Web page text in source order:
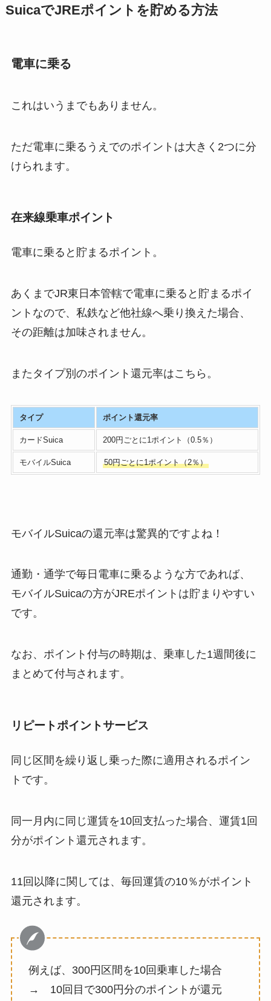
SuicaでJREポイントを貯める方法
電車に乗る
これはいうまでもありません。
ただ電車に乗るうえでのポイントは大きく2つに分
けられます。
在来線乗車ポイント
電車に乗ると貯まるポイント。
あくまでJR東日本管轄で電車に乗ると貯まるポイ
ントなので、私鉄など他社線へ乗り換えた場合、
その距離は加味されません。
またタイプ別のポイント還元率はこちら。
タイプ ポイント還元率
カードSuica 200円ごとに1ポイント（0.5％）
モバイルSuica 50円ごとに1ポイント（2％）
モバイルSuicaの還元率は驚異的ですよね！
通勤・通学で毎日電車に乗るような方であれば、
モバイルSuicaの方がJREポイントは貯まりやすい
です。
なお、ポイント付与の時期は、乗車した1週間後に
まとめて付与されます。
リピートポイントサービス
同じ区間を繰り返し乗った際に適用されるポイン
トです。
同一月内に同じ運賃を10回支払った場合、運賃1回
分がポイント還元されます。
11回以降に関しては、毎回運賃の10％がポイント
還元されます。
例えば、300円区間を10回乗車した場合
→ 10回目で300円分のポイントが還元